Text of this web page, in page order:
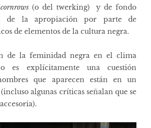
cornrows (o del twerking) y de fondo
de la apropiación por parte de
de elementos de la cultura negra.
de la feminidad negra en el clima
es explícitamente una cuestión
que aparecen están en un
algunas críticas señalan que se